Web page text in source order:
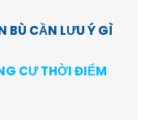
BÙ CẦN LƯU Ý GÌ
CƯ THỜI ĐIỂM